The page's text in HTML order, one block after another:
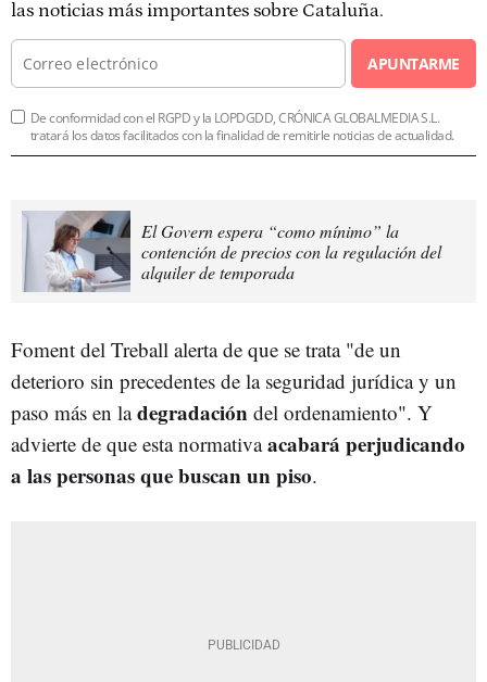
las noticias más importantes sobre Cataluña.
APUNTARME
De conformidad con el RGPD y la LOPDGDD, CRÓNICA GLOBALMEDIA S.L.
tratará los datos facilitados con la finalidad de remitirle noticias de actualidad.
El Govern espera “como mínimo” la
contención de precios con la regulación del
alquiler de temporada
Foment del Treball alerta de que se trata "de un
deterioro sin precedentes de la seguridad jurídica y un
paso más en ladegradación del ordenamiento". Y
advierte de que esta normativaacabará perjudicando
a las personas que buscan un piso.